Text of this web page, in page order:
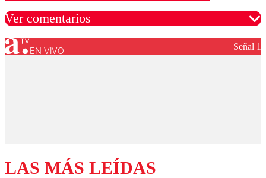
Ver comentarios
Los comentarios son moderados para garantizar un
EN VIVO Señal 1
LAS MÁS LEÍDAS